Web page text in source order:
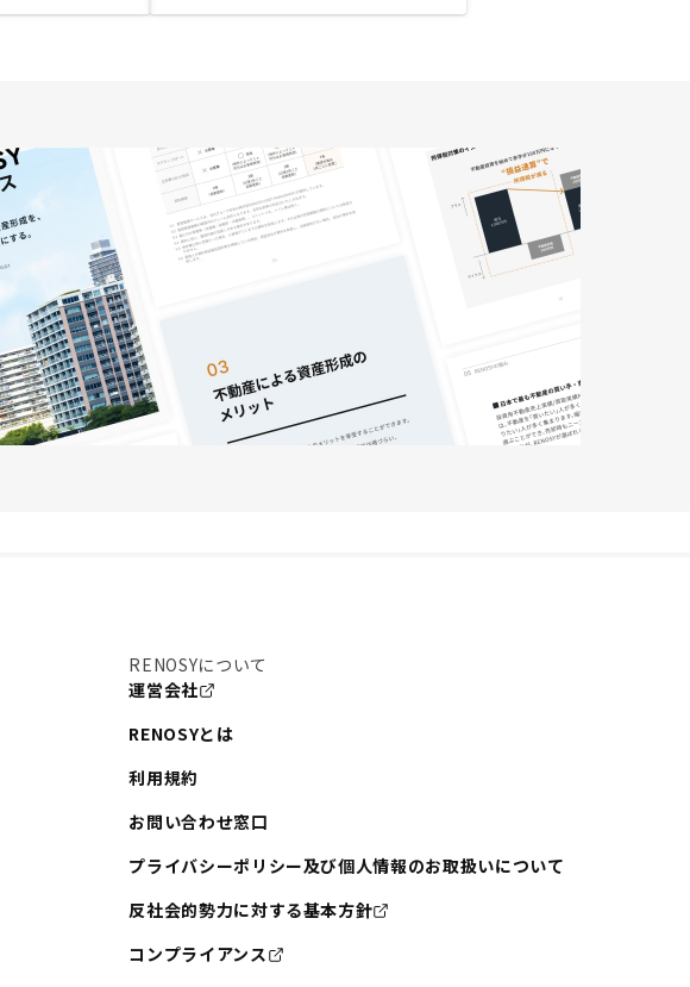
RENOSYについて
運営会社
RENOSYとは
利用規約
お問い合わせ窓口
プライバシーポリシー及び個人情報のお取扱いについて
反社会的勢力に対する基本方針
コンプライアンス